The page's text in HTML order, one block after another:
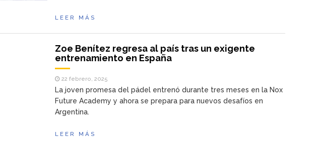
LEER MÁS
Zoe Benítez regresa al país tras un exigente
entrenamiento en España
22 febrero, 2025
La joven promesa del pádel entrenó durante tres meses en la Nox
Future Academy y ahora se prepara para nuevos desafíos en
Argentina.
LEER MÁS